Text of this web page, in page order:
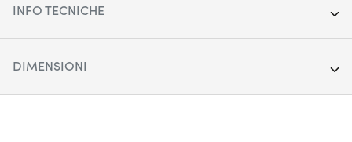
INFO TECNICHE
DIMENSIONI